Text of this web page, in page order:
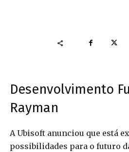
Desenvolvimento
Rayman
A Ubisoft anunciou que está
possibilidades para o futuro